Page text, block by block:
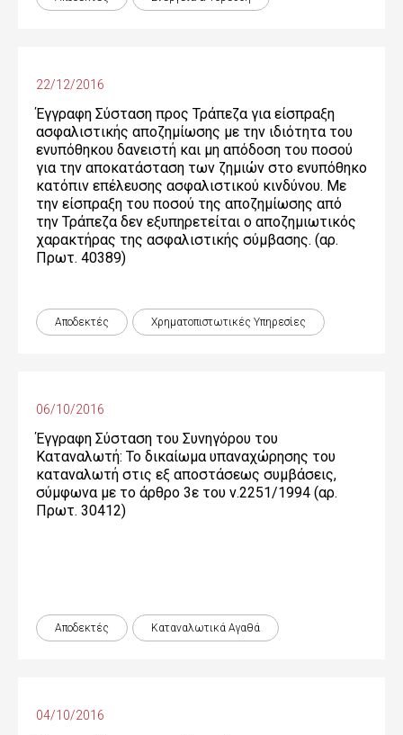
22/12/2016
Έγγραφη Σύσταση προς Τράπεζα για είσπραξη
ασφαλιστικής αποζημίωσης με την ιδιότητα του
ενυπόθηκου δανειστή και μη απόδοση του ποσού
για την αποκατάσταση των ζημιών στο ενυπόθηκο
κατόπιν επέλευσης ασφαλιστικού κινδύνου. Mε
την είσπραξη του ποσού της αποζημίωσης από
την Τράπεζα δεν εξυπηρετείται ο αποζημιωτικός
χαρακτήρας της ασφαλιστικής σύμβασης. (αρ.
Πρωτ. 40389)
Αποδεκτές Χρηματοπιστωτικές Yπηρεσίες
06/10/2016
Έγγραφη Σύσταση του Συνηγόρου του
Καταναλωτή: Το δικαίωμα υπαναχώρησης του
καταναλωτή στις εξ αποστάσεως συμβάσεις,
σύμφωνα με το άρθρο 3ε του ν.2251/1994 (αρ.
Πρωτ. 30412)
Αποδεκτές Καταναλωτικά Αγαθά
04/10/2016